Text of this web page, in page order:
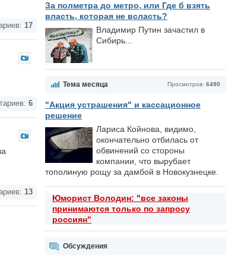
За полметра до метро, или Где б взять
власть, которая не всласть?
Владимир Путин зачастил в
Сибирь...
Просмотров: 6490
Тема месяца
"Акция устрашения" и кассационное
решение
Лариса Койнова, видимо,
окончательно отбилась от
обвинений со стороны
компании, что вырубает
тополиную рощу за дамбой в Новокузнецке.
Юморист Володин: "все законы
принимаются только по запросу
россиян"
Обсуждения
17
6
13